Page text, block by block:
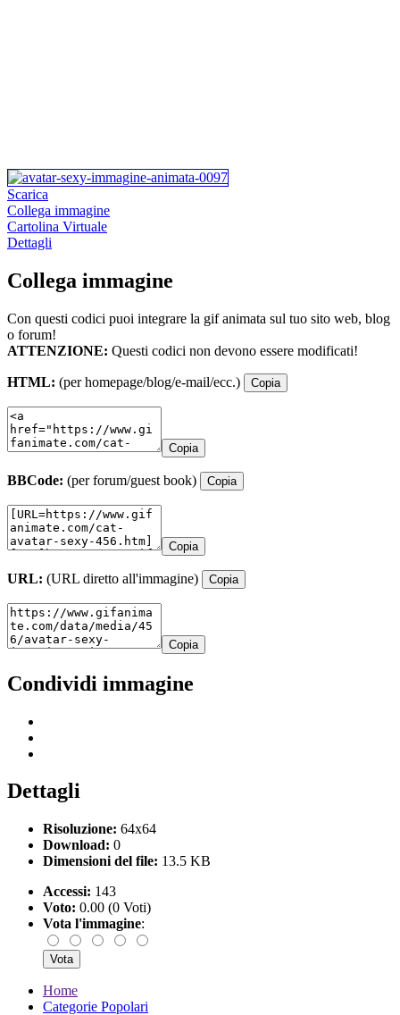
Scarica
Collega immagine
Cartolina Virtuale
Dettagli
Collega immagine
Con questi codici puoi integrare la gif animata sul tuo sito web, blog
o forum!
ATTENZIONE: Questi codici non devono essere modificati!
HTML: (per homepage/blog/e-mail/ecc.) Copia
Copia
BBCode: (per forum/guest book) Copia
Copia
URL: (URL diretto all'immagine) Copia
Copia
Condividi immagine
Dettagli
Risoluzione: 64x64
Download: 0
Dimensioni del file: 13.5 KB
Accessi: 143
Voto: 0.00 (0 Voti)
Vota l'immagine:
Home
Categorie Popolari